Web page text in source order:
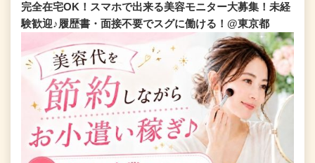
完全在宅OK！スマホで出来る美容モニター大募集！未経
験歓迎♪履歴書・面接不要でスグに働ける！@東京都